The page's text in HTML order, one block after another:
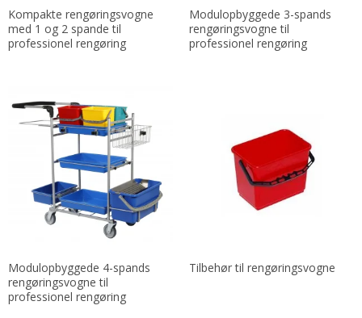
Kompakte rengøringsvogne
med 1 og 2 spande til
professionel rengøring
Modulopbyggede 3-spands
rengøringsvogne til
professionel rengøring
Modulopbyggede 4-spands
rengøringsvogne til
professionel rengøring
Tilbehør til rengøringsvogne